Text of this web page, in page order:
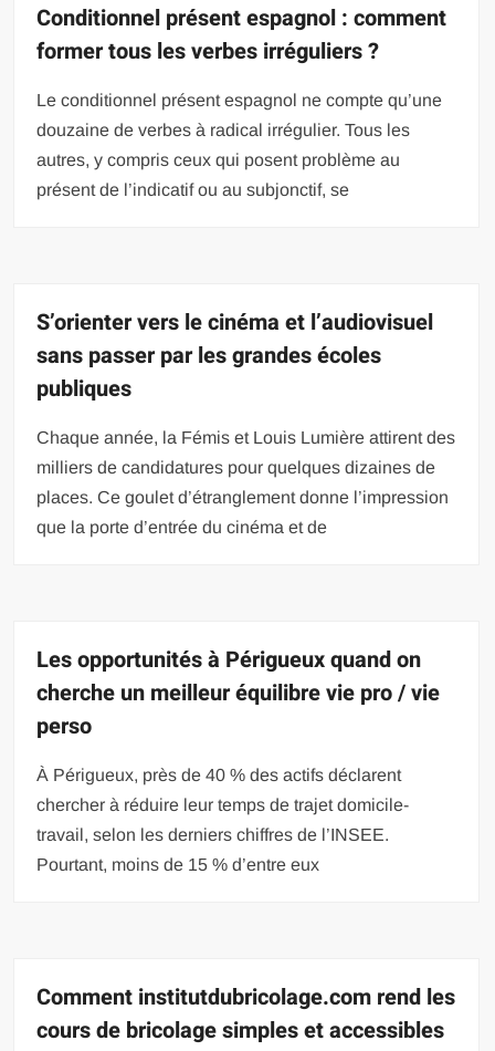
Conditionnel présent espagnol : comment
former tous les verbes irréguliers ?
Le conditionnel présent espagnol ne compte qu’une
douzaine de verbes à radical irrégulier. Tous les
autres, y compris ceux qui posent problème au
présent de l’indicatif ou au subjonctif, se
S’orienter vers le cinéma et l’audiovisuel
sans passer par les grandes écoles
publiques
Chaque année, la Fémis et Louis Lumière attirent des
milliers de candidatures pour quelques dizaines de
places. Ce goulet d’étranglement donne l’impression
que la porte d’entrée du cinéma et de
Les opportunités à Périgueux quand on
cherche un meilleur équilibre vie pro / vie
perso
À Périgueux, près de 40 % des actifs déclarent
chercher à réduire leur temps de trajet domicile-
travail, selon les derniers chiffres de l’INSEE.
Pourtant, moins de 15 % d’entre eux
Comment institutdubricolage.com rend les
cours de bricolage simples et accessibles